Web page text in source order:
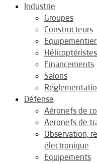
Industrie
Groupes
Constructeurs
Hélicoptéristes
Financements
Salons
Défense
Aéronefs de
Aeronefs de
Observation,
électronique
Equipements